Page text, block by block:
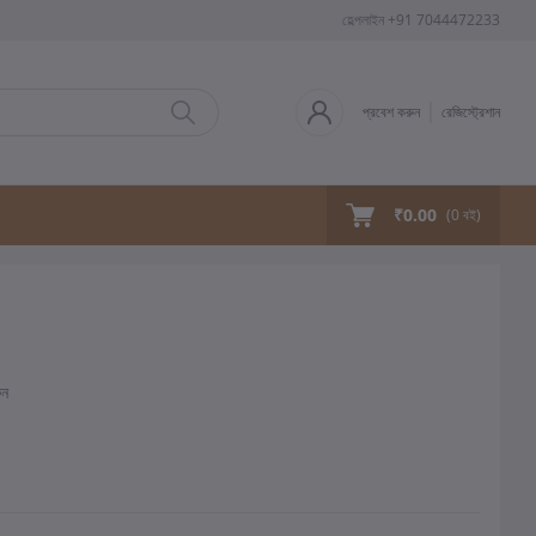
হেল্পলাইন +91 7044472233
প্রবেশ করুন রেজিস্ট্রেশান
₹0.00 (0 বই)